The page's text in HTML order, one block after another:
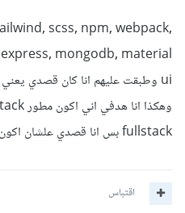
Express, React, Node
scss, npm, webpack,
mongodb, material
fullstack بس انا قصدي علشان اكون افضل اتعلم ايه تاني
اقتباس